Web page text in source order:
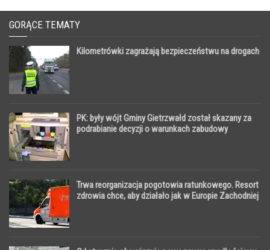
GORĄCE TEMATY
Kilometrówki zagrażają bezpieczeństwu na drogach
PK: były wójt Gminy Gietrzwałd został skazany za
podrabianie decyzji o warunkach zabudowy
Trwa reorganizacja pogotowia ratunkowego. Resort
zdrowia chce, aby działało jak w Europie Zachodniej